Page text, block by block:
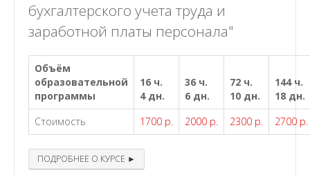
бухгалтерского учета труда и
заработной платы персонала"
Объём
образовательной
программы
16 ч.
4 дн.
36 ч.
6 дн.
72 ч.
10 дн.
144 ч.
18 дн.
Стоимость
1700 р. 2000 р. 2300 р. 2700 р.
ПОДРОБНЕЕ О КУРСЕ ►